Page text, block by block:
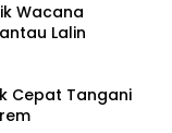
Wacana
Lalin
Cepat Tangani